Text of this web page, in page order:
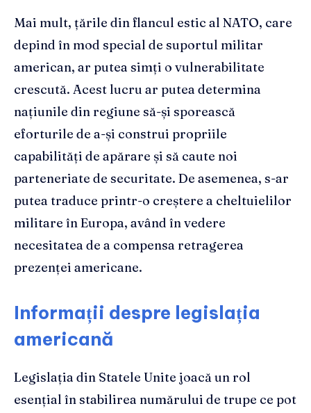
Mai mult, țările din flancul estic al NATO, care
depind în mod special de suportul militar
american, ar putea simți o vulnerabilitate
crescută. Acest lucru ar putea determina
națiunile din regiune să-și sporească
eforturile de a-și construi propriile
capabilități de apărare și să caute noi
parteneriate de securitate. De asemenea, s-ar
putea traduce printr-o creștere a cheltuielilor
militare în Europa, având în vedere
necesitatea de a compensa retragerea
prezenței americane.
Informații despre legislația
americană
Legislația din Statele Unite joacă un rol
esențial în stabilirea numărului de trupe ce pot